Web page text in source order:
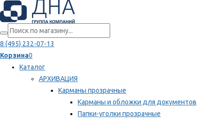
8 (495) 232-07-13
Корзина0
Каталог
АРХИВАЦИЯ
Карманы прозрачные
Карманы и обложки для документов
Папки-уголки прозрачные